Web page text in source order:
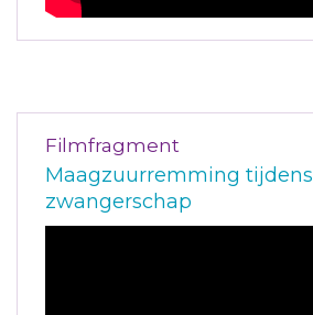
Filmfragment
Maagzuurremming tijdens
zwangerschap